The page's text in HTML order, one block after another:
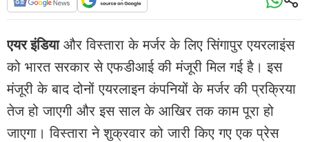
एयर इंडियाऔर विस्तारा के मर्जर के लिए सिंगापुर एयरलाइंस
को भारत सरकार से एफडीआई की मंजूरी मिल गई है। इस
मंजूरी के बाद दोनों एयरलाइन कंपनियों के मर्जर की प्रक्रिया
तेज हो जाएगी और इस साल के आखिर तक काम पूरा हो
जाएगा। विस्तारा ने शुक्रवार को जारी किए गए एक प्रेस